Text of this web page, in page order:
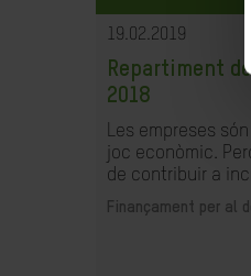
19.02.2019
Repartiment
2018
Les empreses
joc econòmic.
de contribuir a
Finançament per al